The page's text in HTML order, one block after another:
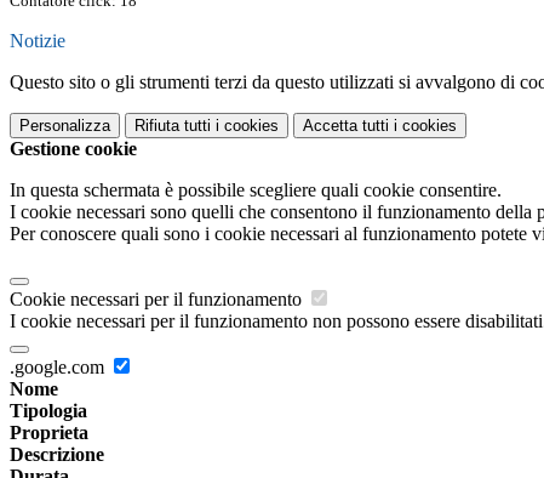
Notizie
Questo sito o gli strumenti terzi da questo utilizzati si avvalgono di
Personalizza Rifiuta tutti i cookies Accetta tutti i cookies
Gestione cookie
In questa schermata è possibile scegliere quali cookie consentire.
I cookie necessari sono quelli che consentono il funzionamento della
Per conoscere quali sono i cookie necessari al funzionamento potete
Cookie necessari per il funzionamento
I cookie necessari per il funzionamento non possono essere
.google.com
Nome
Tipologia
Proprieta
Descrizione